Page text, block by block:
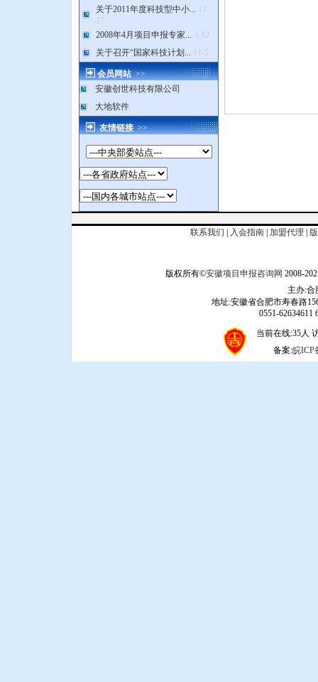
关于2011年度科技型中小... 11-
27
2008年4月项目申报专家... 3-12
关于召开“国家科技计划... 11-5
会员网站>>
安徽创世科技有限公司
大地软件
友情链接>>
联系我们 入会指南| 加盟代理
版权所有©安徽项目申报咨询网 2008-
主办:合
地址:安徽省合肥市寿春路
0551-62634611
当前在线:35人
备案:皖ICP